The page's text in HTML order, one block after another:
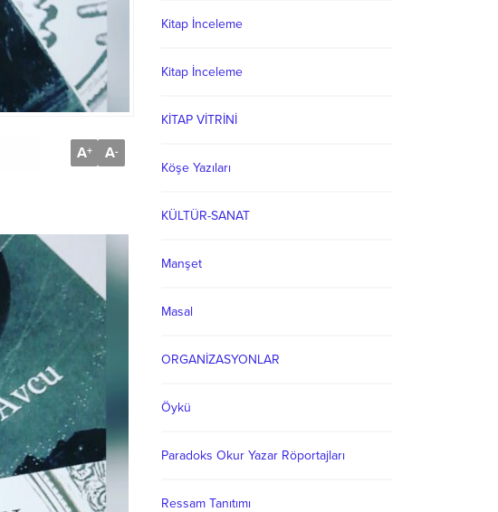
A+ A-
Kitap İnceleme
Kitap İnceleme
KİTAP VİTRİNİ
Köşe Yazıları
KÜLTÜR-SANAT
Manşet
Masal
ORGANİZASYONLAR
Öykü
Paradoks Okur Yazar Röportajları
Ressam Tanıtımı